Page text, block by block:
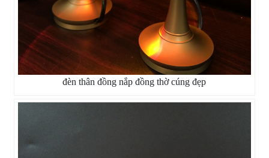
đèn thân đồng nắp đồng thờ cúng đẹp